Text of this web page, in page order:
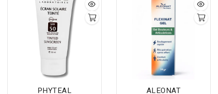
quotidiennement.
cette crème une crème
préventive comme SVR
Xérial 30.
PHYTEAL ALEONAT